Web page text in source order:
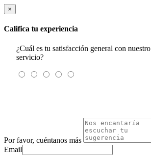
×
Califica tu experiencia
¿Cuál es tu satisfacción general con nuestro
servicio?
Por favor, cuéntanos más
Email